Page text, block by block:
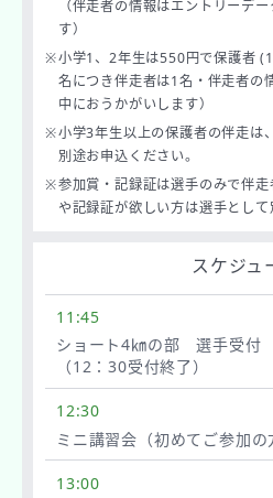
（伴走者の情報はエントリーデ
す）
※小学1、2年生は550円で保護者
名につき伴走者は1名・伴走者の
中におうかがいします）
※⼩学3年生以上の保護者の伴⾛は
別途お申込ください。
※参加賞・記録証は選手のみで伴
や記録証が欲しい方は選手として
スケジュ
11:45
ショート4㎞の部 選手受付
（12：30受付終了）
12:30
ミニ講習会（初めてご参加の
13:00